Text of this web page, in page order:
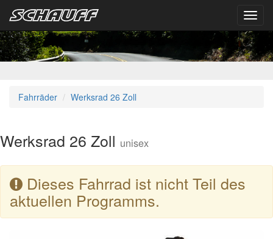
Fahrräder Werksrad 26 Zoll
Werksrad 26 Zoll unisex
Dieses Fahrrad ist nicht Teil des
aktuellen Programms.